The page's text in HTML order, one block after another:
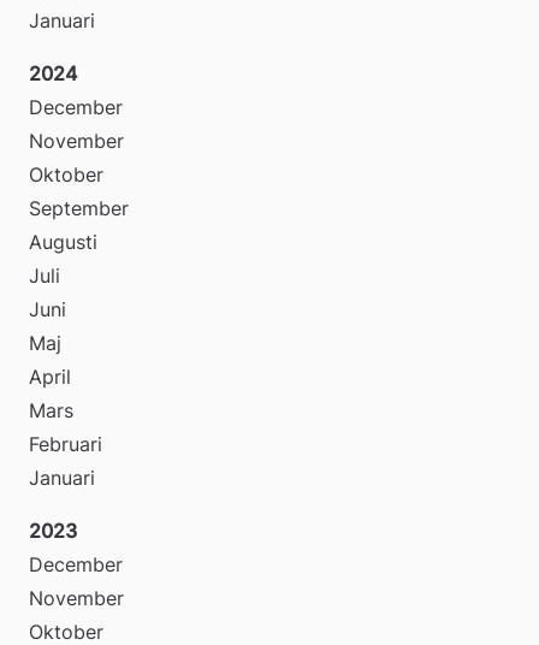
Januari
2024
December
November
Oktober
September
Augusti
Juli
Juni
Maj
April
Mars
Februari
Januari
2023
December
November
Oktober